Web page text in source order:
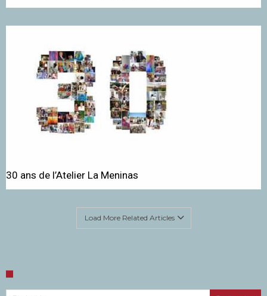
30 ans de l’Atelier La Meninas
Load More Related Articles
Rechercher :